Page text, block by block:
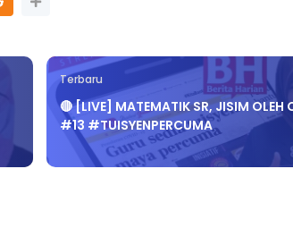
Terbaru
🔴 [LIVE] MATEMATIK SR, JISIM OLEH
#13 #TUISYENPERCUMA